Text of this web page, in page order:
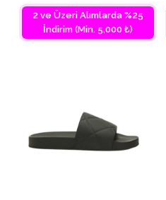
2 ve Üzeri Alımlarda %25
İndirim (Min. 5,000 ₺)